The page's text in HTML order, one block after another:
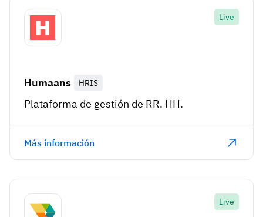
Live
Humaans HRIS
Plataforma de gestión de RR. HH.
Más información
Live